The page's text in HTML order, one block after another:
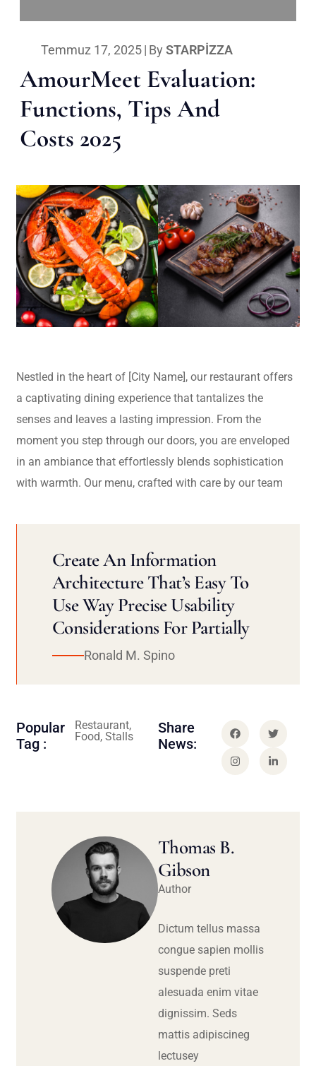
Temmuz 17, 2025| By STARPIZZA
AmourMeet Evaluation:
Functions, Tips And
Costs 2025
Nestled in the heart of [City Name], our restaurant offers
a captivating dining experience that tantalizes the
senses and leaves a lasting impression. From the
moment you step through our doors, you are enveloped
in an ambiance that effortlessly blends sophistication
with warmth. Our menu, crafted with care by our team
Create An Information
Architecture That’s Easy To
Use Way Precise Usability
Considerations For Partially
Ronald M. Spino
Popular
Tag :
Restaurant,
Food, Stalls
Share
News:
Thomas B.
Gibson
Author
Dictum tellus massa
congue sapien mollis
suspende preti
alesuada enim vitae
dignissim. Seds
mattis adipiscineg
lectusey